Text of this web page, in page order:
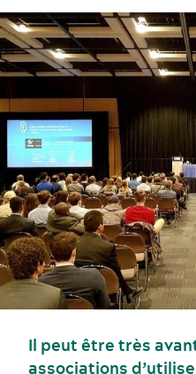
Congrès, réunions et
Il peut être très
associations